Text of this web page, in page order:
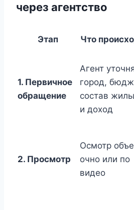
через агентство
Этап Что
1. Первичное
обращение
Агент
город,
состав
и доход
2. Просмотр
Осмотр
очно или по
видео